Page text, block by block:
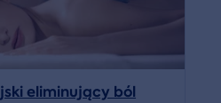
eliminujący ból